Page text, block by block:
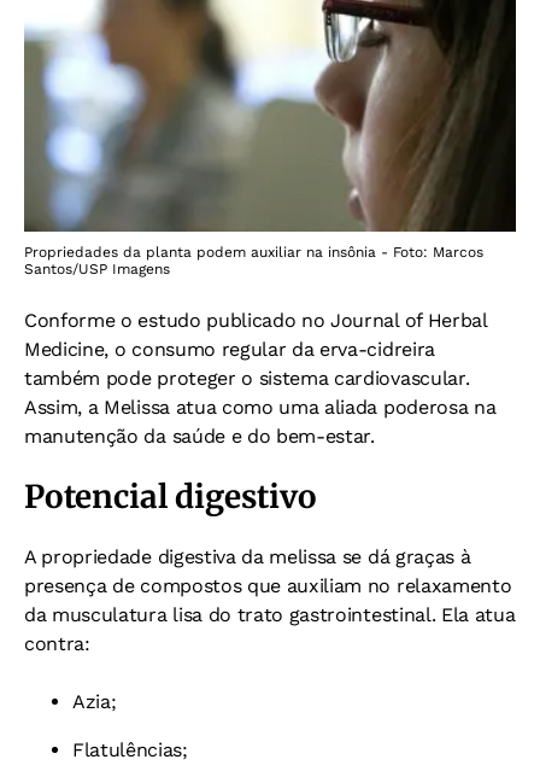
Propriedades da planta podem auxiliar na insônia - Foto: Marcos
Santos/USP Imagens
Conforme o estudo publicado no Journal of Herbal
Medicine, o consumo regular da erva-cidreira
também pode proteger o sistema cardiovascular.
Assim, a Melissa atua como uma aliada poderosa na
manutenção da saúde e do bem-estar.
Potencial digestivo
A propriedade digestiva da melissa se dá graças à
presença de compostos que auxiliam no relaxamento
da musculatura lisa do trato gastrointestinal. Ela atua
contra:
Azia;
Flatulências;